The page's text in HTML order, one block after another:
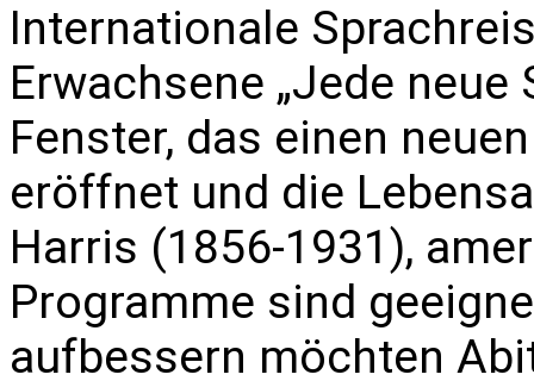
Internationale
Erwachsene „Jede
Fenster, das einen
eröffnet und die
Harris (1856-1931),
Programme sind
aufbessern möchten